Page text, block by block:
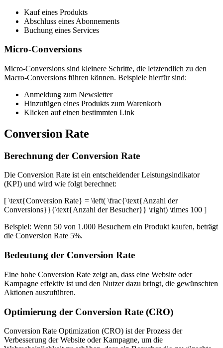
Kauf eines Produkts
Abschluss eines Abonnements
Buchung eines Services
Micro-Conversions
Micro-Conversions sind kleinere Schritte, die letztendlich zu den
Macro-Conversions führen können. Beispiele hierfür sind:
Anmeldung zum Newsletter
Hinzufügen eines Produkts zum Warenkorb
Klicken auf einen bestimmten Link
Conversion Rate
Berechnung der Conversion Rate
Die Conversion Rate ist ein entscheidender Leistungsindikator
(KPI) und wird wie folgt berechnet:
[ \text{Conversion Rate} = \left( \frac{\text{Anzahl der
Conversions}}{\text{Anzahl der Besucher}} \right) \times 100 ]
Beispiel: Wenn 50 von 1.000 Besuchern ein Produkt kaufen, beträgt
die Conversion Rate 5%.
Bedeutung der Conversion Rate
Eine hohe Conversion Rate zeigt an, dass eine Website oder
Kampagne effektiv ist und den Nutzer dazu bringt, die gewünschten
Aktionen auszuführen.
Optimierung der Conversion Rate (CRO)
Conversion Rate Optimization (CRO) ist der Prozess der
Verbesserung der Website oder Kampagne, um die